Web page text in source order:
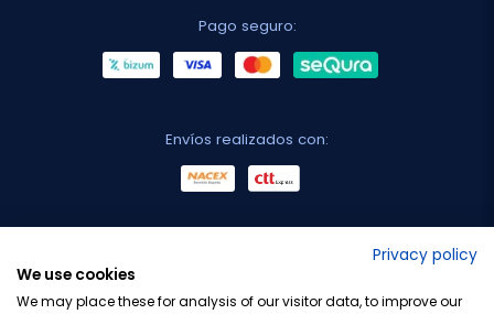
Pago seguro:
Envíos realizados con:
Privacy policy
We use cookies
We may place these for analysis of our visitor data, to improve our